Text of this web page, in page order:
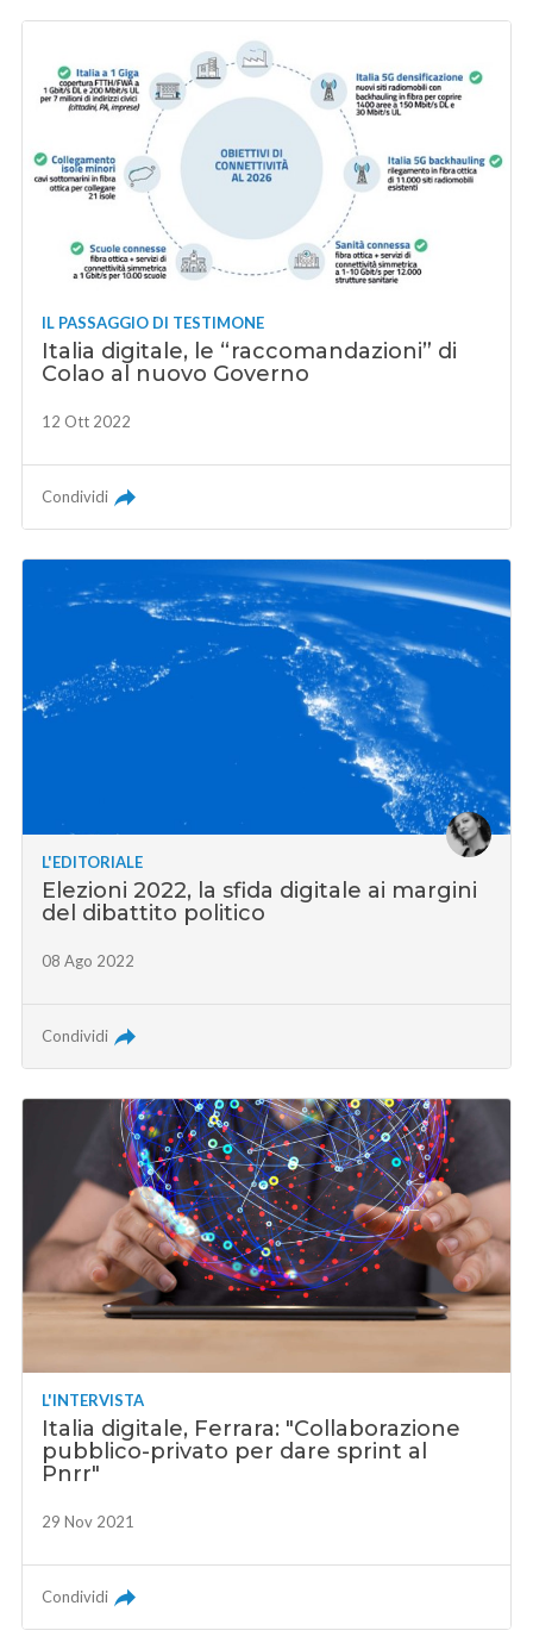
IL PASSAGGIO DI TESTIMONE
Italia digitale, le “raccomandazioni” di
Colao al nuovo Governo
12 Ott 2022
Condividi
L'EDITORIALE
Elezioni 2022, la sfida digitale ai margini
del dibattito politico
08 Ago 2022
Condividi
L'INTERVISTA
Italia digitale, Ferrara: "Collaborazione
pubblico-privato per dare sprint al
Pnrr"
29 Nov 2021
Condividi